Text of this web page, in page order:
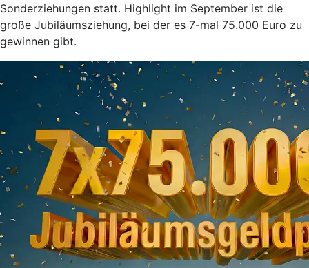
Sonderziehungen statt. Highlight im September ist die
große Jubiläumsziehung, bei der es 7-mal 75.000 Euro zu
gewinnen gibt.